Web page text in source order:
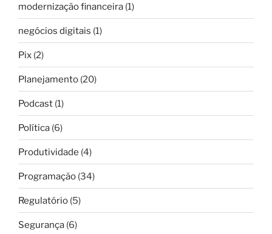
modernização financeira (1)
negócios digitais (1)
Pix (2)
Planejamento (20)
Podcast (1)
Política (6)
Produtividade (4)
Programação (34)
Regulatório (5)
Segurança (6)